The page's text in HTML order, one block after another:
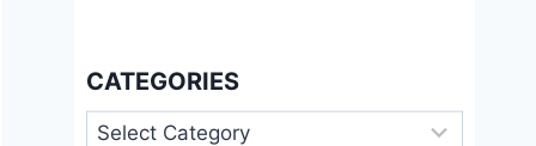
CATEGORIES
Categories